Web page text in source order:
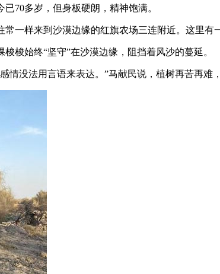
70多岁，但身板硬朗，精神饱满。
样来到沙漠边缘的红旗农场三连附近。这里有
始终“坚守”在沙漠边缘，阻挡着风沙的蔓延。
没法用言语来表达。”马献民说，植树再苦再难